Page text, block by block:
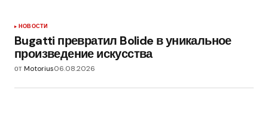
НОВОСТИ
Bugatti превратил Bolide в уникальное
произведение искусства
отMotorius06.08.2026